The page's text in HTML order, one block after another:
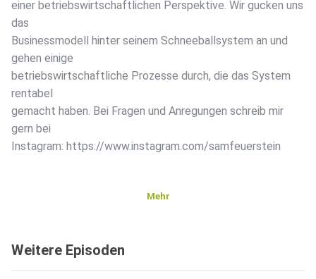
einer betriebswirtschaftlichen Perspektive. Wir gucken uns
das
Businessmodell hinter seinem Schneeballsystem an und
gehen einige
betriebswirtschaftliche Prozesse durch, die das System
rentabel
gemacht haben. Bei Fragen und Anregungen schreib mir
gern bei
Instagram: https://www.instagram.com/samfeuerstein
Mehr
Weitere Episoden